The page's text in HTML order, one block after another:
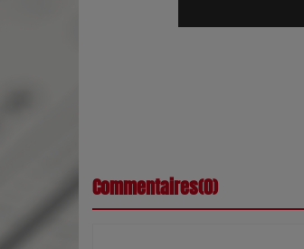
Commentaires(0)